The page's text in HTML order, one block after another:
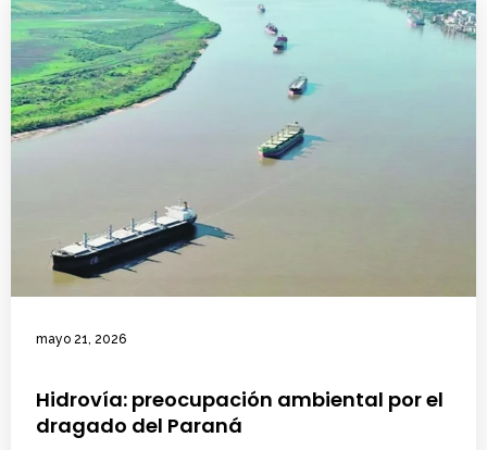
mayo 21, 2026
Hidrovía: preocupación ambiental por el
dragado del Paraná